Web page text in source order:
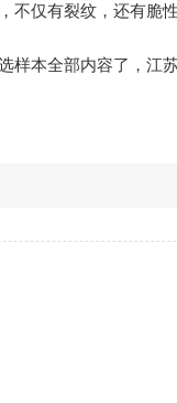
不仅有裂纹，还有脆
样本全部内容了，江